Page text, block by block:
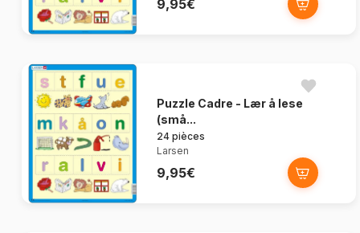
9,95€
Puzzle Cadre - Lær å lese
(små...
24 pièces
Larsen
9,95€